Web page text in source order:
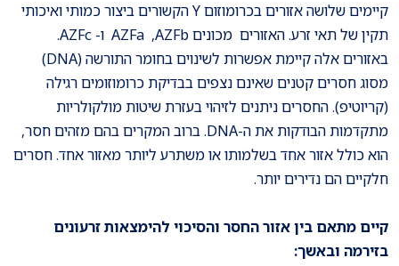
קיימים שלושה אזורים בכרומוזום Y הקשורים ביצור כמותי ואיכותי
תקין של תאי זרע. האזורים מכונים AZFa ,AZFb ו- AZFc.
באזורים אלה קיימת אפשרות לשינוים בחומר התורשה (DNA)
מסוג חסרים קטנים שאינם נצפים בבדיקת כרומוזומים רגילה
(קריוטיפ). החסרים ניתנים לזיהוי בעזרת שיטות מולקולריות
מתקדמות הבודקות את ה-DNA. ברוב המקרים בהם מזהים חסר,
הוא כולל אזור אחד בשלמותו או משתרע ליותר מאזור אחד. חסרים
חלקיים הם נדירים יותר.
קיים מתאם בין אזור החסר והסיכוי להימצאות זרעונים
בזירמה ובאשך: